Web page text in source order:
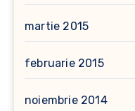
martie 2015
februarie 2015
noiembrie 2014